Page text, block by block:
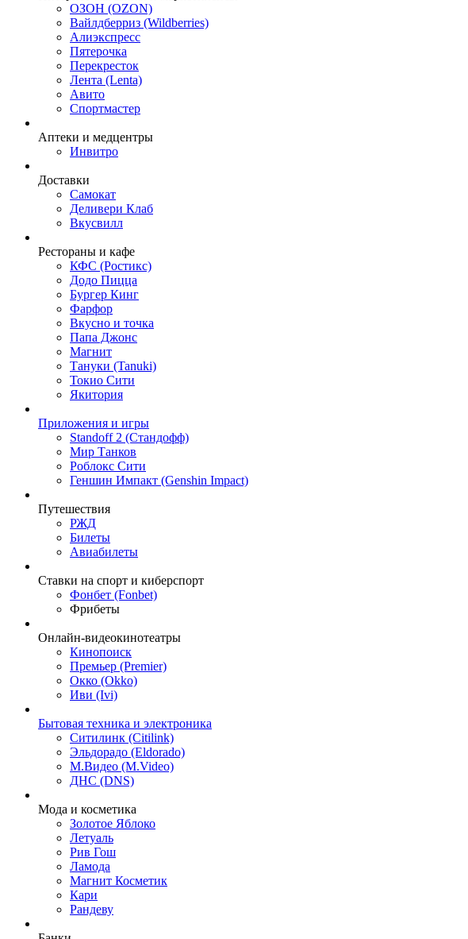
ОЗОН (OZON)
Вайлдберриз (Wildberries)
Алиэкспресс
Пятерочка
Перекресток
Лента (Lenta)
Авито
Спортмастер
Аптеки и медцентры
Инвитро
Доставки
Самокат
Деливери Клаб
Вкусвилл
Рестораны и кафе
КФС (Ростикс)
Додо Пицца
Бургер Кинг
Фарфор
Вкусно и точка
Папа Джонс
Магнит
Тануки (Tanuki)
Токио Сити
Якитория
Приложения и игры
Standoff 2 (Стандофф)
Мир Танков
Роблокс Сити
Геншин Импакт (Genshin Impact)
Путешествия
РЖД
Билеты
Авиабилеты
Ставки на спорт и киберспорт
Фонбет (Fonbet)
Фрибеты
Онлайн-видеокинотеатры
Кинопоиск
Премьер (Premier)
Окко (Okko)
Иви (Ivi)
Бытовая техника и электроника
Ситилинк (Citilink)
Эльдорадо (Eldorado)
М.Видео (M.Video)
ДНС (DNS)
Мода и косметика
Золотое Яблоко
Летуаль
Рив Гош
Ламода
Магнит Косметик
Кари
Рандеву